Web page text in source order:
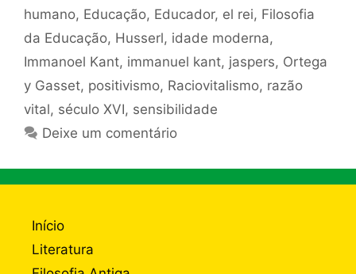
humano, Educação, Educador, el rei, Filosofia
da Educação, Husserl, idade moderna,
Immanoel Kant, immanuel kant, jaspers, Ortega
y Gasset, positivismo, Raciovitalismo, razão
vital, século XVI, sensibilidade
Deixe um comentário
Início
Literatura